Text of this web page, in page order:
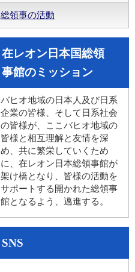
総領事の活動
在レオン日本国総領
事館のミッション
バヒオ地域の日本人及び日系
企業の皆様、そして日系社会
の皆様が、ここバヒオ地域の
皆様と相互理解と友情を深
め、共に繁栄していくため
に、在レオン日本総領事館が
架け橋となり、皆様の活動を
サポートする開かれた総領事
館となるよう、邁進する。
SNS